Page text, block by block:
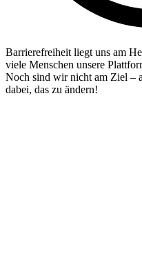
Barrierefreiheit liegt uns am
viele Menschen unsere
Noch sind wir nicht am Ziel –
dabei, das zu ändern!